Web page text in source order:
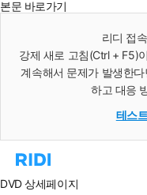
본문 바로가기
리디 접
강제 새로 고침(Ctrl + F5)
계속해서 문제가 발생한
하고 대응
테스
리
홈
DVD 상세페이지